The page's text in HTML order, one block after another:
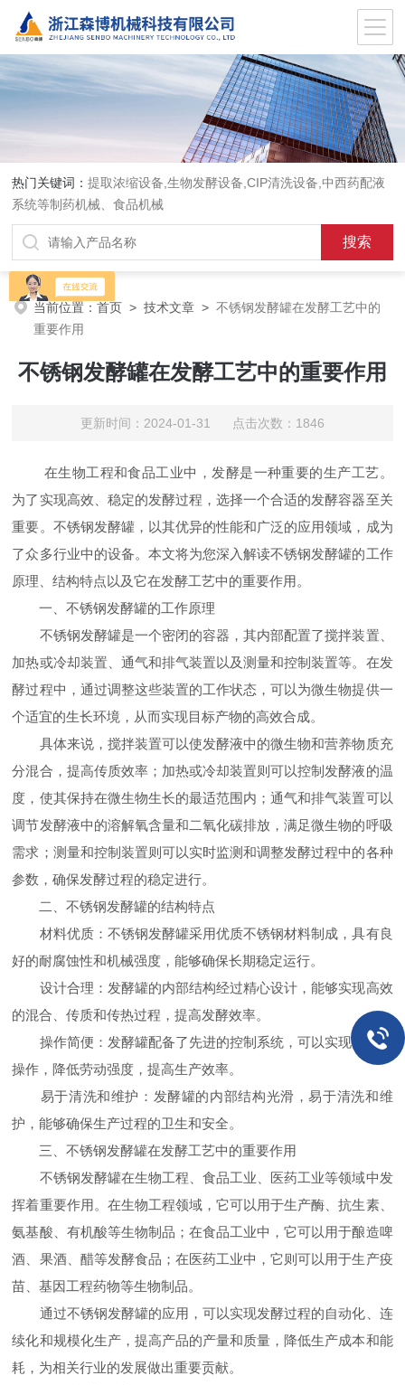
热门关键词：提取浓缩设备,生物发酵设备,CIP清洗设备,中西药配液
系统等制药机械、食品机械
当前位置：首页 >技术文章 >不锈钢发酵罐在发酵工艺中的
重要作用
不锈钢发酵罐在发酵工艺中的重要作用
更新时间：2024-01-31 点击次数：1846
在生物工程和食品工业中，发酵是一种重要的生产工艺。
为了实现高效、稳定的发酵过程，选择一个合适的发酵容器至关
重要。不锈钢发酵罐，以其优异的性能和广泛的应用领域，成为
了众多行业中的设备。本文将为您深入解读不锈钢发酵罐的工作
原理、结构特点以及它在发酵工艺中的重要作用。
一、不锈钢发酵罐的工作原理
不锈钢发酵罐是一个密闭的容器，其内部配置了搅拌装置、
加热或冷却装置、通气和排气装置以及测量和控制装置等。在发
酵过程中，通过调整这些装置的工作状态，可以为微生物提供一
个适宜的生长环境，从而实现目标产物的高效合成。
具体来说，搅拌装置可以使发酵液中的微生物和营养物质充
分混合，提高传质效率；加热或冷却装置则可以控制发酵液的温
度，使其保持在微生物生长的最适范围内；通气和排气装置可以
调节发酵液中的溶解氧含量和二氧化碳排放，满足微生物的呼吸
需求；测量和控制装置则可以实时监测和调整发酵过程中的各种
参数，确保发酵过程的稳定进行。
二、不锈钢发酵罐的结构特点
材料优质：不锈钢发酵罐采用优质不锈钢材料制成，具有良
好的耐腐蚀性和机械强度，能够确保长期稳定运行。
设计合理：发酵罐的内部结构经过精心设计，能够实现高效
的混合、传质和传热过程，提高发酵效率。
操作简便：发酵罐配备了先进的控制系统，可以实现自动化
操作，降低劳动强度，提高生产效率。
易于清洗和维护：发酵罐的内部结构光滑，易于清洗和维
护，能够确保生产过程的卫生和安全。
三、不锈钢发酵罐在发酵工艺中的重要作用
不锈钢发酵罐在生物工程、食品工业、医药工业等领域中发
挥着重要作用。在生物工程领域，它可以用于生产酶、抗生素、
氨基酸、有机酸等生物制品；在食品工业中，它可以用于酿造啤
酒、果酒、醋等发酵食品；在医药工业中，它则可以用于生产疫
苗、基因工程药物等生物制品。
通过不锈钢发酵罐的应用，可以实现发酵过程的自动化、连
续化和规模化生产，提高产品的产量和质量，降低生产成本和能
耗，为相关行业的发展做出重要贡献。